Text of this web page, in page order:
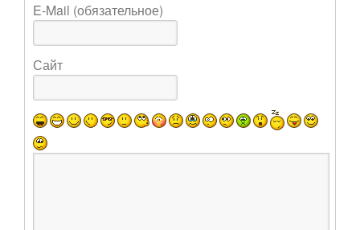
E-Mail (обязательное)
Сайт